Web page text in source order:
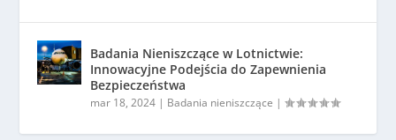
Badania Nieniszczące w Lotnictwie:
Innowacyjne Podejścia do Zapewnienia
Bezpieczeństwa
mar 18, 2024 | Badania nieniszczące |